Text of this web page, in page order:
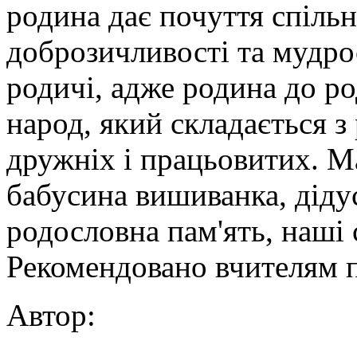
родина дає почуття
доброзичливості та
родичі, адже родина до
народ, який складається
дружніх і працьовитих.
бабусина вишиванка,
родословна пам'ять, наші
Рекомендовано вчителям
Автор: